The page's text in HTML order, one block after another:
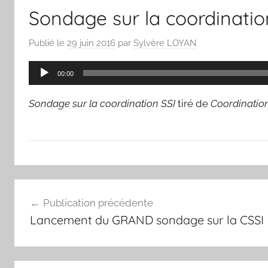
Sondage sur la
Publié le 29 juin 2016 par Sylvère LOYAN
Lecteur
audio
00:00
Sondage sur la coordination SSI tiré de
de
Publication précédente
Lancement du GRAND sondage sur la CSSI